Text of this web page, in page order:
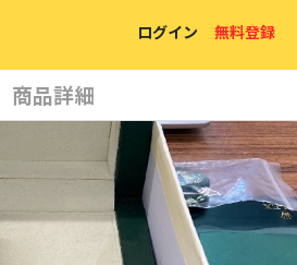
ログイン 無料登録
商品詳細